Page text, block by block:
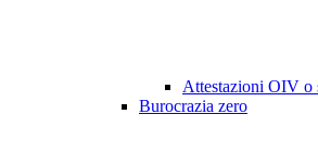
Attestazioni OIV o
Burocrazia zero